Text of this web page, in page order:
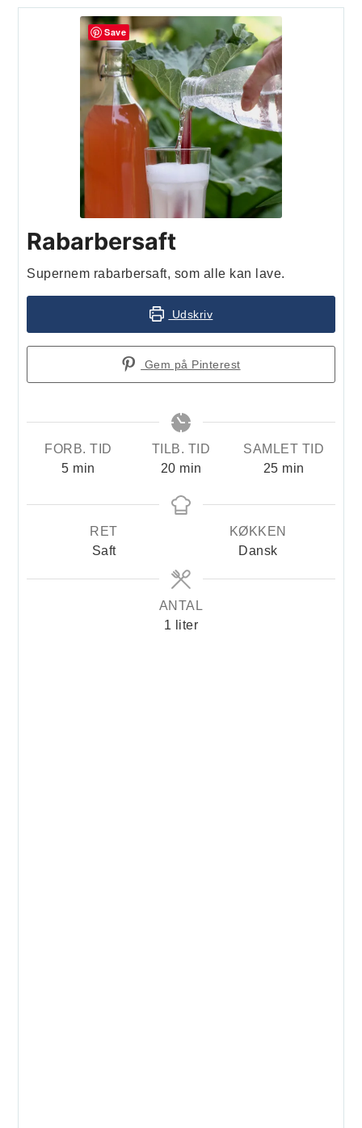
Rabarbersaft
Supernem rabarbersaft, som alle kan lave.
Udskriv
Gem på Pinterest
FORB. TID
5minutter
min
TILB. TID
20minutter
min
SAMLET TID
25minutter
min
RET
Saft
KØKKEN
Dansk
ANTAL
1
liter
Save